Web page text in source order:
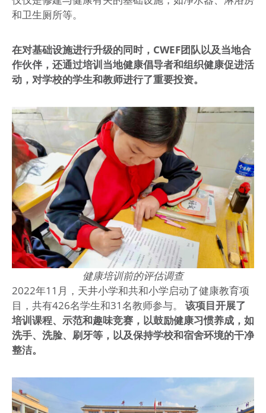
和卫生厕所等。
在对基础设施进行升级的同时，CWEF团队以及当地合
作伙伴，还通过培训当地健康倡导者和组织健康促进活
动，对学校的学生和教师进行了重要投资。
健康培训前的评估调查
2022年11月，天井小学和共和小学启动了健康教育项
目，共有426名学生和31名教师参与。 该项目开展了
培训课程、示范和趣味竞赛，以鼓励健康习惯养成，如
洗手、洗脸、刷牙等，以及保持学校和宿舍环境的干净
整洁。